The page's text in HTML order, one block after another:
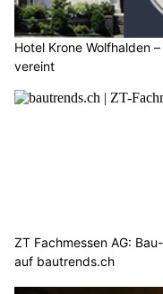
Hotel Krone Wolfhalden
vereint
ZT Fachmessen AG:
auf bautrends.ch